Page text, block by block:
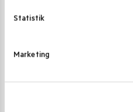
Statistik
Marketing
25,00